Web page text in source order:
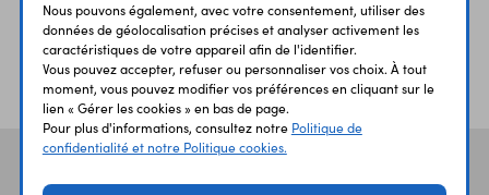
ÉTABLISSEMENTS
SCOLAIRES
PLUS 30 ANS
D’EXPERIENCE
Vos aviset témoignages
Nous pouvons également, avec votre consentement, utiliser des
données de géolocalisation précises et analyser activement les
caractéristiques de votre appareil afin de l'identifier.
Vous pouvez accepter, refuser ou personnaliser vos choix. À tout
moment, vous pouvez modifier vos préférences en cliquant sur le
lien « Gérer les cookies » en bas de page.
Pour plus d'informations, consultez notre Politique de
confidentialité et notre Politique cookies.